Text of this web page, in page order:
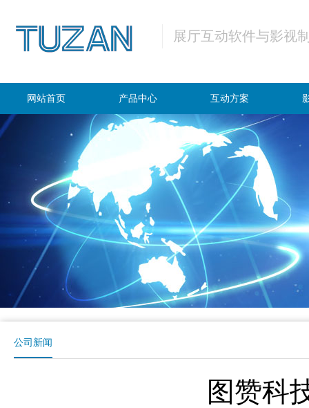
展厅互动软件与影视
网站首页 产品中心 互动方案
公司新闻
图赞科